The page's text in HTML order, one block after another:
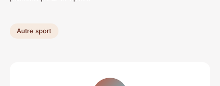
Autre sport